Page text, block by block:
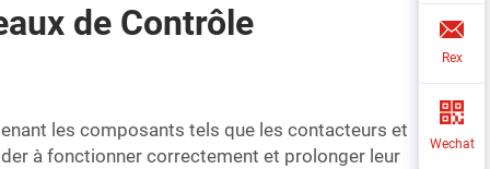
de Contrôle
les composants tels que les contacteurs et
à fonctionner correctement et prolonger leur
Rex
Wechat